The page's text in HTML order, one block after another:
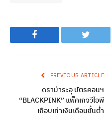
Facebook Twitter
PREVIOUS ARTICLE
ดราม่าระอุ บัตรคอนฯ
“BLACKPINK” แพ็คเกจวีไอพี
เกือบเท่าเงินเดือนขั้นต่ำ